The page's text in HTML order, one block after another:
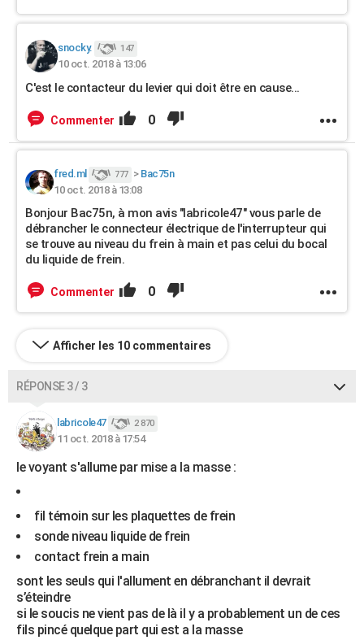
snocky. 147
10 oct. 2018 à 13:06
C'est le contacteur du levier qui doit être en cause...
Commenter 0
fred.ml 777 > Bac75n
10 oct. 2018 à 13:08
Bonjour Bac75n, à mon avis "labricole47" vous parle de
débrancher le connecteur électrique de l'interrupteur qui
se trouve au niveau du frein à main et pas celui du bocal
du liquide de frein.
Commenter 0
Afficher les 10 commentaires
RÉPONSE 3 / 3
labricole47 2 870
11 oct. 2018 à 17:54
le voyant s'allume par mise a la masse :
fil témoin sur les plaquettes de frein
sonde niveau liquide de frein
contact frein a main
sont les seuls qui l'allument en débranchant il devrait
s’éteindre
si le soucis ne vient pas de là il y a probablement un de ces
fils pincé quelque part qui est a la masse